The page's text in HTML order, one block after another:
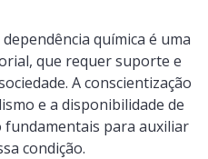
química é uma
que requer suporte e
A conscientização
e a disponibilidade de
para auxiliar
condição.